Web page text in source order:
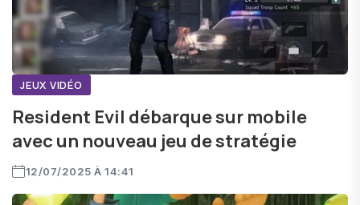
JEUX VIDÉO
Resident Evil débarque sur mobile
avec un nouveau jeu de stratégie
12/07/2025 À 14:41